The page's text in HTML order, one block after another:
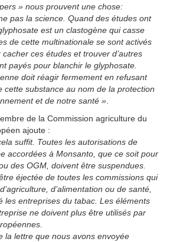
» nous prouvent une chose:
pas la science. Quand des études ont
est un clastogène qui casse
de cette multinationale se sont activés
ces études et trouver d’autres
payés pour blanchir le glyphosate.
doit réagir fermement en refusant
cette substance au nom de la protection
et de notre santé »
de la Commission agriculture du
ajoute :
suffit. Toutes les autorisations de
accordées à Monsanto, que ce soit pour
des OGM, doivent être suspendues.
éjectée de toutes les commissions qui
d’alimentation ou de santé,
les entreprises du tabac. Les éléments
ne doivent plus être utilisés par
la lettre que nous avons envoyée